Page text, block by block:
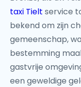
taxi Tielt service
bekend om zijn
gemeenschap,
bestemming
gastvrije
een geweldige